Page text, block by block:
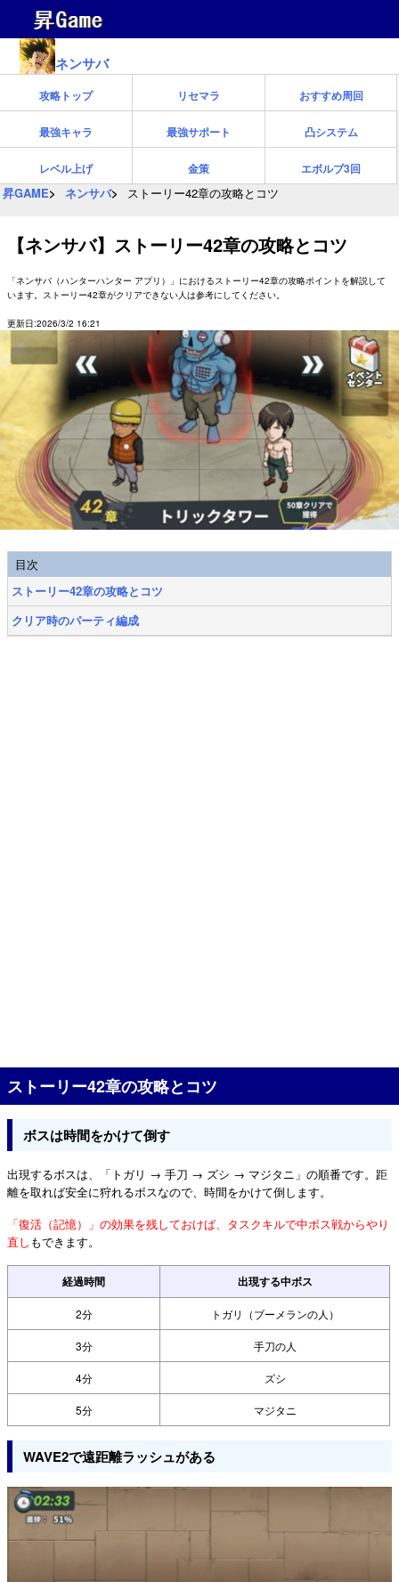
ネンサバ
攻略トップ リセマラ おすすめ周回
最強キャラ 最強サポート 凸システム
レベル上げ 金策 エボルブ3回
昇GAME ネンサバ ストーリー42章の攻略とコツ
【ネンサバ】ストーリー42章の攻略とコツ
「ネンサバ（ハンターハンター アプリ）」におけるストーリー42章の攻略ポイントを解説して
います。ストーリー42章がクリアできない人は参考にしてください。
更新日:2026/3/2 16:21
目次
ストーリー42章の攻略とコツ
クリア時のパーティ編成
ストーリー42章の攻略とコツ
ボスは時間をかけて倒す
出現するボスは、「トガリ → 手刀 → ズシ → マジタニ」の順番です。距
離を取れば安全に狩れるボスなので、時間をかけて倒します。
「復活（記憶）」の効果を残しておけば、タスクキルで中ボス戦からやり
直し もできます。
経過時間 出現する中ボス
2分 トガリ（ブーメランの人）
3分 手刀の人
4分 ズシ
5分 マジタニ
WAVE2で遠距離ラッシュがある